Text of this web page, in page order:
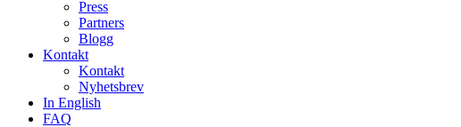
Press
Partners
Blogg
Kontakt
Kontakt
Nyhetsbrev
In English
FAQ